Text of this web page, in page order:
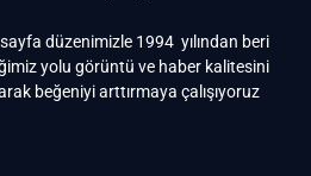
düzenimizle 1994 yılından beri
yolu görüntü ve haber kalitesini
beğeniyi arttırmaya çalışıyoruz